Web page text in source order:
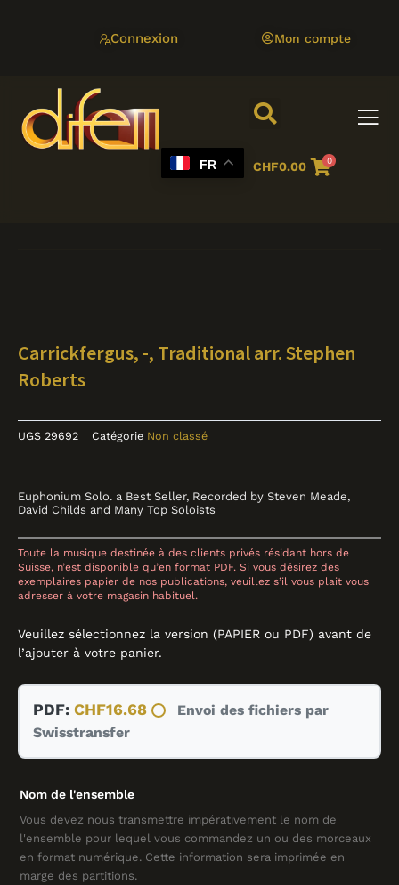
Connexion Mon compte
Collections Catalogue Contact
FR CHF0.00 0
Carrickfergus, -, Traditional arr. Stephen
Roberts
UGS 29692 Catégorie Non classé
Euphonium Solo. a Best Seller, Recorded by Steven Meade,
David Childs and Many Top Soloists
Toute la musique destinée à des clients privés résidant hors de
Suisse, n’est disponible qu’en format PDF. Si vous désirez des
exemplaires papier de nos publications, veuillez s’il vous plait vous
adresser à votre magasin habituel.
Veuillez sélectionnez la version (PAPIER ou PDF) avant de
l’ajouter à votre panier.
PDF: CHF16.68
Envoi des fichiers par
Swisstransfer
Nom de l'ensemble
Vous devez nous transmettre impérativement le nom de
l'ensemble pour lequel vous commandez un ou des morceaux
en format numérique. Cette information sera imprimée en
marge des partitions.
quantité
de
-,
Stephen
Roberts